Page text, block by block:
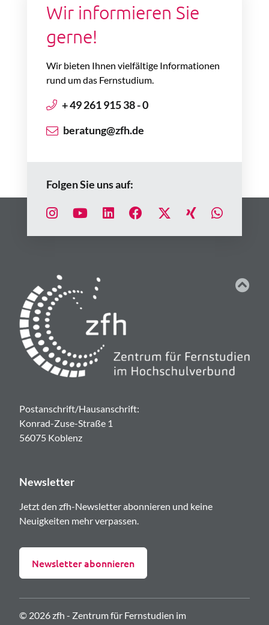
Wir informieren Sie
gerne!
Wir bieten Ihnen vielfältige Informationen
rund um das Fernstudium.
+ 49 261 915 38 - 0
beratung@zfh.de
Folgen Sie uns auf:
Postanschrift/Hausanschrift:
Konrad-Zuse-Straße 1
56075 Koblenz
Newsletter
Jetzt den zfh-Newsletter abonnieren und keine
Neuigkeiten mehr verpassen.
Newsletter abonnieren
© 2026 zfh - Zentrum für Fernstudien im